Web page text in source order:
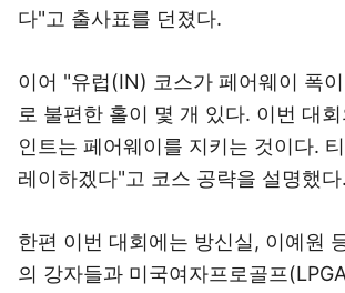
다"고 출사표를 던졌다.
이어 "유럽(IN) 코스가 페어웨이 폭
로 불편한 홀이 몇 개 있다. 이번 대
인트는 페어웨이를 지키는 것이다.
레이하겠다"고 코스 공략을 설명했다.
한편 이번 대회에는 방신실, 이예원
의 강자들과 미국여자프로골프